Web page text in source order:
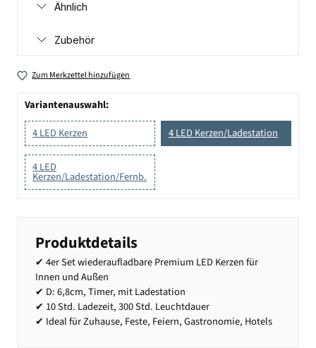
Ähnlich
Zubehör
Zum Merkzettel hinzufügen
Variantenauswahl:
4 LED Kerzen
4 LED Kerzen/Ladestation
4 LED
Kerzen/Ladestation/Fernb.
Produktdetails
✔ 4er Set wiederaufladbare Premium LED Kerzen für
Innen und Außen
✔ D: 6,8cm, Timer, mit Ladestation
✔ 10 Std. Ladezeit, 300 Std. Leuchtdauer
✔ Ideal für Zuhause, Feste, Feiern, Gastronomie, Hotels